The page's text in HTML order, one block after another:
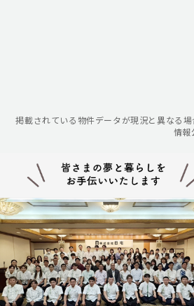
掲載されている物件データが現況と異なる場
情報